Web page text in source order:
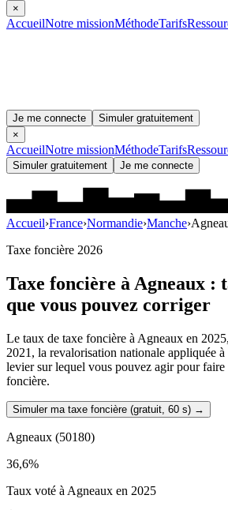
×
AccueilNotre missionMéthodeTarifs
Je me connecte
Simuler gratuitement
×
AccueilNotre missionMéthodeTarifs
Simuler gratuitement Je me connecte
Accueil›France›Normandie›Manche›
Taxe foncière 2026
Taxe foncière àAgneaux :
que vous pouvez corriger
Le taux de taxe foncière à Agneaux en
2021, la revalorisation nationale appliquée
levier sur lequel vous pouvez agir pour faire
foncière.
Simuler ma taxe foncière (gratuit, 60 s) →
Agneaux (50180)
36,6%
Taux voté à Agneaux en 2025